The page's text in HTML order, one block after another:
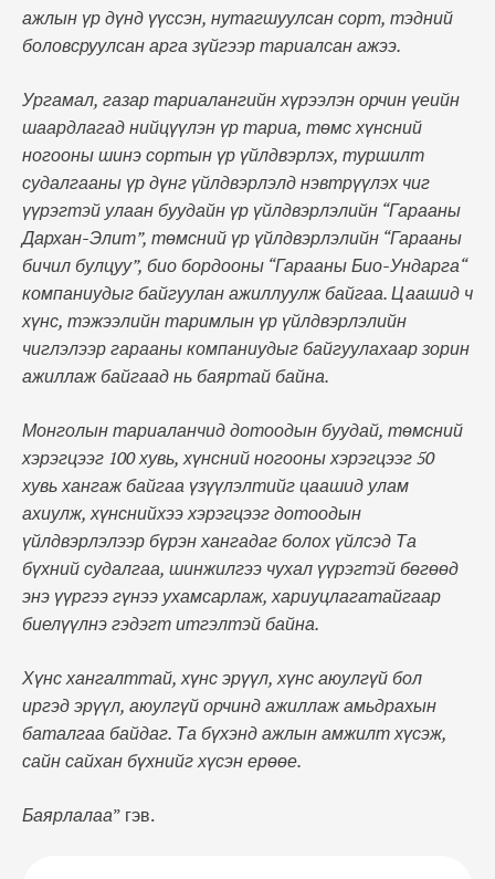
ажлын үр дүнд үүссэн, нутагшуулсан сорт, тэдний
боловсруулсан арга зүйгээр тариалсан ажээ.
Ургамал, газар тариалангийн хүрээлэн орчин үеийн
шаардлагад нийцүүлэн үр тариа, төмс хүнсний
ногооны шинэ сортын үр үйлдвэрлэх, туршилт
судалгааны үр дүнг үйлдвэрлэлд нэвтрүүлэх чиг
үүрэгтэй улаан буудайн үр үйлдвэрлэлийн “Гарааны
Дархан-Элит”, төмсний үр үйлдвэрлэлийн “Гарааны
бичил булцуу”, био бордооны “Гарааны Био-Ундарга“
компаниудыг байгуулан ажиллуулж байгаа. Цаашид ч
хүнс, тэжээлийн таримлын үр үйлдвэрлэлийн
чиглэлээр гарааны компаниудыг байгуулахаар зорин
ажиллаж байгаад нь баяртай байна.
Монголын тариаланчид дотоодын буудай, төмсний
хэрэгцээг 100 хувь, хүнсний ногооны хэрэгцээг 50
хувь хангаж байгаа үзүүлэлтийг цаашид улам
ахиулж, хүнснийхээ хэрэгцээг дотоодын
үйлдвэрлэлээр бүрэн хангадаг болох үйлсэд Та
бүхний судалгаа, шинжилгээ чухал үүрэгтэй бөгөөд
энэ үүргээ гүнээ ухамсарлаж, хариуцлагатайгаар
биелүүлнэ гэдэгт итгэлтэй байна.
Хүнс хангалттай, хүнс эрүүл, хүнс аюулгүй бол
иргэд эрүүл, аюулгүй орчинд ажиллаж амьдрахын
баталгаа байдаг. Та бүхэнд ажлын амжилт хүсэж,
сайн сайхан бүхнийг хүсэн ерөөе.
Баярлалаа” гэв.